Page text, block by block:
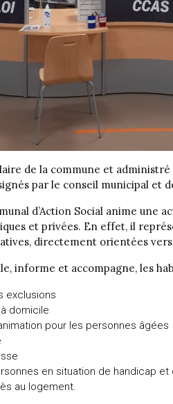
de la commune et
par le conseil municipal et
d’Action Social anime une
et privées. En effet, il
directement orientées
informe et accompagne, les
exclusions
domicile
pour les personnes âgées
en situation de handicap
au logement.